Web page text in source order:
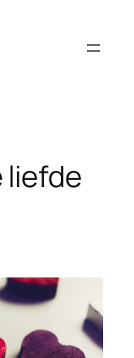
liefde